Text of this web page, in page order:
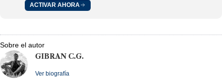
ACTIVAR AHORA
Sobre el autor
GIBRAN C.G.
Ver biografía